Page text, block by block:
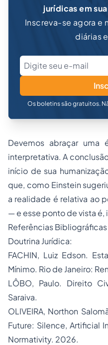
jurídicas em
Inscreva-se agora e
diárias
Os boletins são gratuitos.
​Devemos abraçar uma
interpretativa. A
início de sua
que, como Einstein
a realidade é relativa ao
— e esse ponto de vista é,
​Referências Bibliográficas
​Doutrina Jurídica:
​FACHIN, Luiz Edson.
Mínimo. Rio de Janeiro:
​LÔBO, Paulo. Direito
Saraiva.
​OLIVEIRA, Northon
Future: Silence, Artificial
Normativity. 2026.